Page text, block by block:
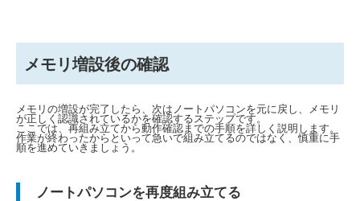
メモリ増設後の確認
メモリの増設が完了したら、次はノートパソコンを元に戻し、メモリ
が正しく認識されているかを確認するステップです。
ここでは、再組み立てから動作確認までの手順を詳しく説明します。
作業が終わったからといって急いで組み立てるのではなく、慎重に手
順を進めていきましょう。
ノートパソコンを再度組み立てる